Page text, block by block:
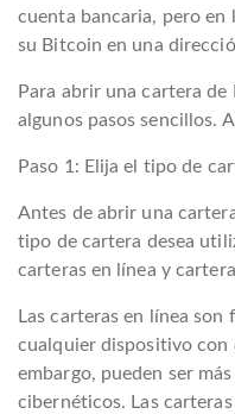
cuenta bancaria, pero en
su Bitcoin en una
Para abrir una cartera
algunos pasos sencillos.
Paso 1: Elija el tipo de
Antes de abrir una
tipo de cartera desea
carteras en línea y
Las carteras en línea son
cualquier dispositivo con
embargo, pueden ser
cibernéticos. Las